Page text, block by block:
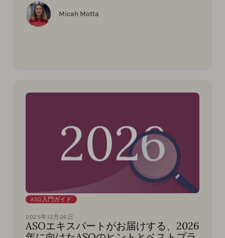
Micah Motta
ASO入門ガイド
2025年12月26日
ASOエキスパートがお届けする、2026